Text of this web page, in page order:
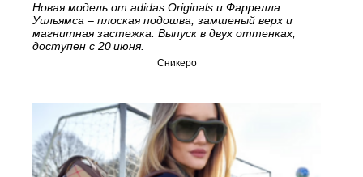
Новая модель от adidas Originals и Фаррелла
Уильямса – плоская подошва, замшеный верх и
магнитная застежка. Выпуск в двух оттенках,
доступен с 20 июня.
Сникеро